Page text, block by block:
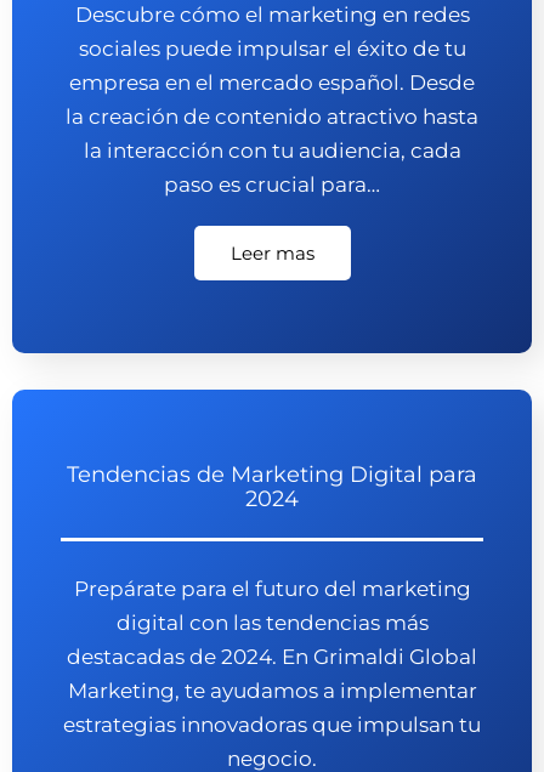
Descubre cómo el marketing en redes
sociales puede impulsar el éxito de tu
empresa en el mercado español. Desde
la creación de contenido atractivo hasta
la interacción con tu audiencia, cada
paso es crucial para…
Leer mas
Tendencias de Marketing Digital para
2024
Prepárate para el futuro del marketing
digital con las tendencias más
destacadas de 2024. En Grimaldi Global
Marketing, te ayudamos a implementar
estrategias innovadoras que impulsan tu
negocio.